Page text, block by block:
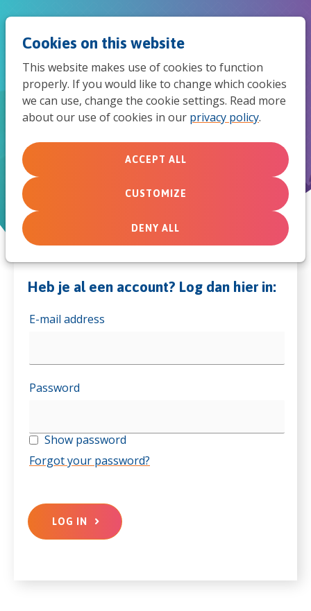
Cookies on this website
This website makes use of cookies to function
properly. If you would like to change which cookies
we can use, change the cookie settings. Read more
about our use of cookies in our privacy policy.
ACCEPT ALL
CUSTOMIZE
DENY ALL
christelijke alliantie van Nederland
Jij & MissieNederland
Heb je al een account? Log dan hier in:
E-mail address
Password
Show password
Forgot your password?
LOG IN